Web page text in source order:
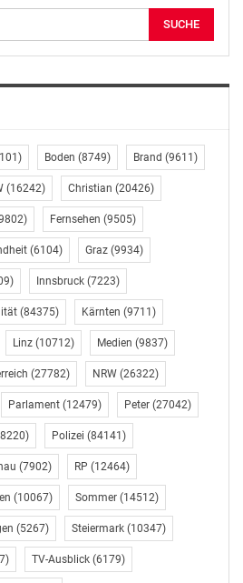
eingesetzt werden.
angesagt? Welche Rolle
bzw. Chatbots? Was hat
Und wie können
Event am Mittwoch, den 25.
im Grazer Styria Media
Schindler (TU Graz). Mit
Expertinnen und Experten.
18:30 Uhr
des Abends wird
(http://www.dbt.at/)
Trends:
Digital Business Trends (DBT)
– Austria Presse Agentur]
[styria digital one]
]
Boden (8749) Brand (9611)
(16242) Christian (20426)
Fernsehen (9505)
(6104) Graz (9934)
Innsbruck (7223)
(84375) Kärnten (9711)
Linz (10712) Medien (9837)
(27782) NRW (26322)
Parlament (12479) Peter (27042)
Polizei (84141)
(7902) RP (12464)
(10067) Sommer (14512)
(5267) Steiermark (10347)
TV-Ausblick (6179)